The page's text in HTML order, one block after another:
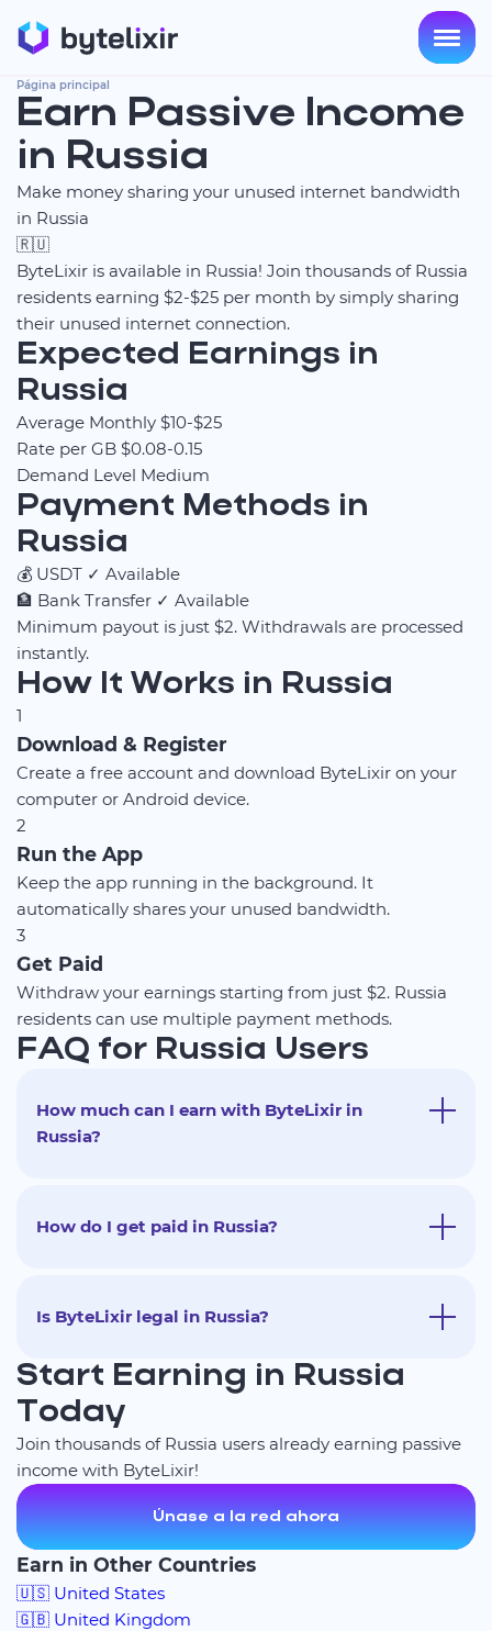
Página principal
Earn Passive Income
in Russia
Make money sharing your unused internet bandwidth
in Russia
🇷🇺
ByteLixir is available in Russia! Join thousands of Russia
residents earning $2-$25 per month by simply sharing
their unused internet connection.
Expected Earnings in
Russia
Average Monthly $10-$25
Rate per GB $0.08-0.15
Demand Level Medium
Payment Methods in
Russia
💰 USDT ✓ Available
🏦 Bank Transfer ✓ Available
Minimum payout is just $2. Withdrawals are processed
instantly.
How It Works in Russia
1
Download & Register
Create a free account and download ByteLixir on your
computer or Android device.
2
Run the App
Keep the app running in the background. It
automatically shares your unused bandwidth.
3
Get Paid
Withdraw your earnings starting from just $2. Russia
residents can use multiple payment methods.
FAQ for Russia Users
How much can I earn with ByteLixir in
Russia?
How do I get paid in Russia?
Is ByteLixir legal in Russia?
Start Earning in Russia
Today
Join thousands of Russia users already earning passive
income with ByteLixir!
Únase a la red ahora
Earn in Other Countries
🇺🇸 United States
🇬🇧 United Kingdom